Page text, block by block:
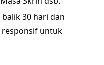
30 hari dan
responsif untuk